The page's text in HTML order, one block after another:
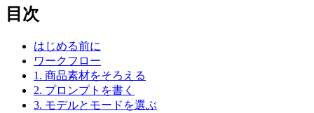
目次
はじめる前に
ワークフロー
1. 商品素材をそろえる
2. プロンプトを書く
3. モデルとモードを選ぶ